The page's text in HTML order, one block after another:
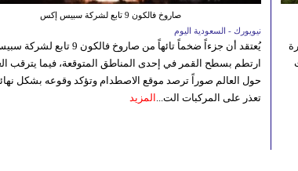
صاروخ فالكون 9 تابع لشركة سبيس إكس
نيويورك - السعودية اليوم
يُعتقد أن جزءاً ضخماً تائهاً من صاروخ فالكون 9
ارتطم بسطح القمر في إحدى المناطق المتوقعة، فيما يترقب
حول العالم صوراً ترصد موقع الاصطدام وتؤكد وقوعه بشكل
تعذر على المركبات الت... المزيد